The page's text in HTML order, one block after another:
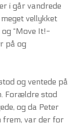
i går vandrede
vellykket
“Move It!-
på og
og ventede på
Forældre stod
og da Peter
frem, var der for